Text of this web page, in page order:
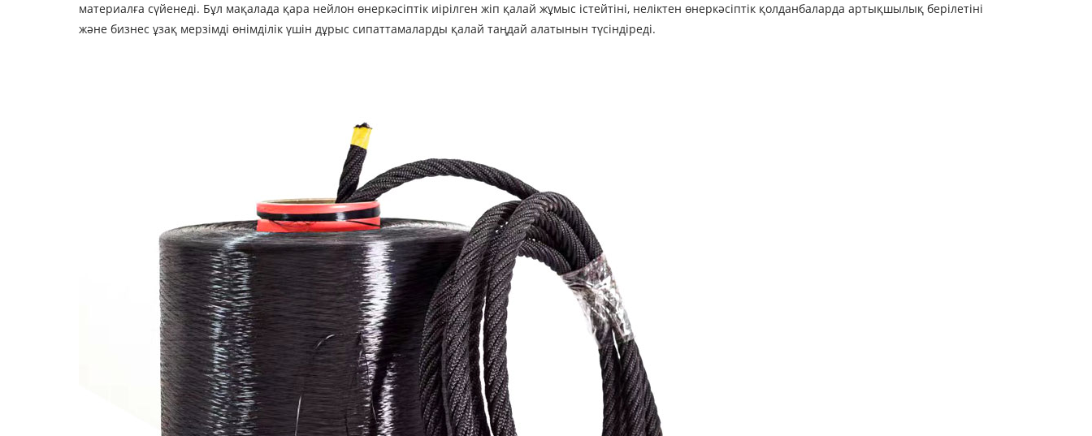
материалға сүйенеді. Бұл мақалада қара нейлон өнеркәсіптік иірілген жіп қалай жұмыс істейтіні, неліктен өнеркәсіптік қолданбаларда артықшылық берілетіні
және бизнес ұзақ мерзімді өнімділік үшін дұрыс сипаттамаларды қалай таңдай алатынын түсіндіреді.